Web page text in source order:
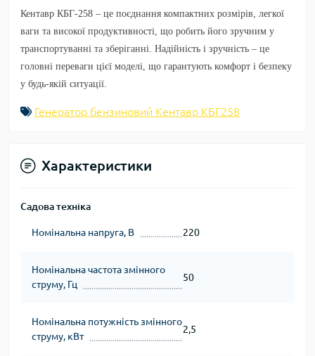
Кентавр КБГ-258 – це поєднання компактних розмірів, легкої
ваги та високої продуктивності, що робить його зручним у
транспортуванні та зберіганні. Надійність і зручність – це
головні переваги цієї моделі, що гарантують комфорт і безпеку
у будь-якій ситуації.
Генератор бензиновий Кентавр КБГ258
Характеристики
Садова техніка
Номінальна напруга, В 220
Номінальна частота змінного
струму, Гц
50
Номінальна потужність змінного
струму, кВт
2,5